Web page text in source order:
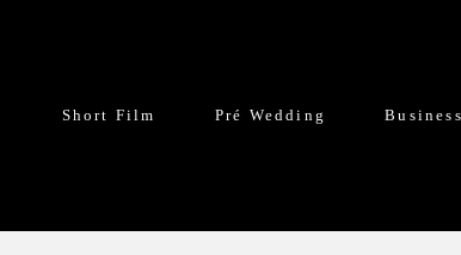
Short Film Pré Wedding Business